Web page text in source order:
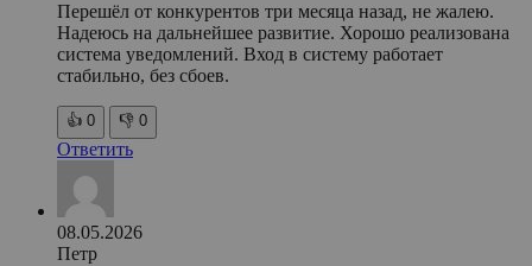
Перешёл от конкурентов три месяца назад, не жалею.
Надеюсь на дальнейшее развитие. Хорошо реализована
система уведомлений. Вход в систему работает
стабильно, без сбоев.
👍 0 👎 0
Ответить
08.05.2026
Петр